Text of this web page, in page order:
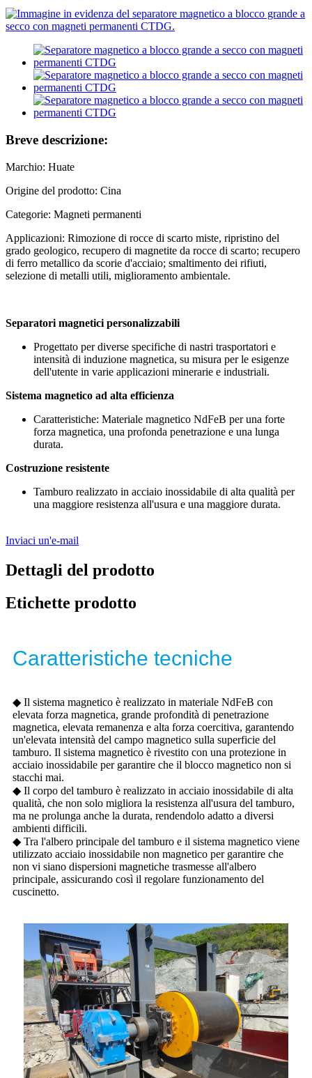
Breve descrizione:
Marchio: Huate
Origine del prodotto: Cina
Categorie: Magneti permanenti
Applicazioni: Rimozione di rocce di scarto miste, ripristino del
grado geologico, recupero di magnetite da rocce di scarto; recupero
di ferro metallico da scorie d'acciaio; smaltimento dei rifiuti,
selezione di metalli utili, miglioramento ambientale.
Separatori magnetici personalizzabili
Progettato per diverse specifiche di nastri trasportatori e
intensità di induzione magnetica, su misura per le esigenze
dell'utente in varie applicazioni minerarie e industriali.
Sistema magnetico ad alta efficienza
Caratteristiche: Materiale magnetico NdFeB per una forte
forza magnetica, una profonda penetrazione e una lunga
durata.
Costruzione resistente
Tamburo realizzato in acciaio inossidabile di alta qualità per
una maggiore resistenza all'usura e una maggiore durata.
Inviaci un'e-mail
Dettagli del prodotto
Etichette prodotto
Caratteristiche tecniche
◆ Il sistema magnetico è realizzato in materiale NdFeB con
elevata forza magnetica, grande profondità di penetrazione
magnetica, elevata remanenza e alta forza coercitiva, garantendo
un'elevata intensità del campo magnetico sulla superficie del
tamburo. Il sistema magnetico è rivestito con una protezione in
acciaio inossidabile per garantire che il blocco magnetico non si
stacchi mai.
◆ Il corpo del tamburo è realizzato in acciaio inossidabile di alta
qualità, che non solo migliora la resistenza all'usura del tamburo,
ma ne prolunga anche la durata, rendendolo adatto a diversi
ambienti difficili.
◆ Tra l'albero principale del tamburo e il sistema magnetico viene
utilizzato acciaio inossidabile non magnetico per garantire che
non vi siano dispersioni magnetiche trasmesse all'albero
principale, assicurando così il regolare funzionamento del
cuscinetto.